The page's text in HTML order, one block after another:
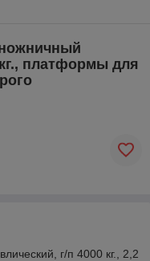
платформы для
г/п 4000 кг., 2,2